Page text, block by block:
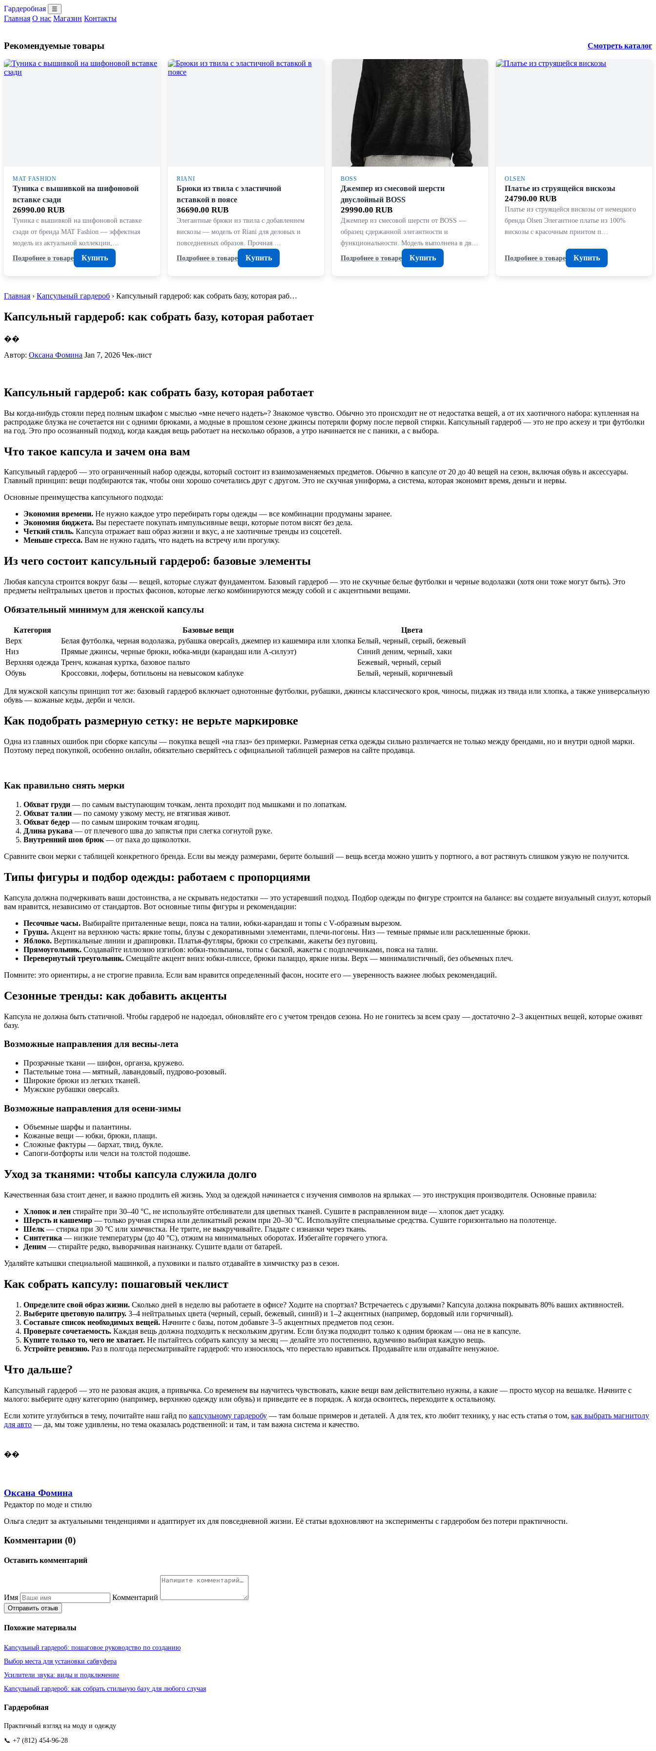
Гардеробная ☰
Главная О нас Магазин Контакты
Рекомендуемые товары Смотреть каталог
MAT FASHION
Туника с вышивкой на шифоновой
вставке сзади
26990.00 RUB
Туника с вышивкой на шифоновой вставке
сзади от бренда MAT Fashion — эффектная
модель из актуальной коллекции,…
Подробнее о товаре
Купить
RIANI
Брюки из твила с эластичной
вставкой в поясе
36690.00 RUB
Элегантные брюки из твила с добавлением
вискозы — модель от Riani для деловых и
повседневных образов. Прочная …
Подробнее о товаре
Купить
BOSS
Джемпер из смесовой шерсти
двуслойный BOSS
29990.00 RUB
Джемпер из смесовой шерсти от BOSS —
образец сдержанной элегантности и
функциональности. Модель выполнена в дв…
Подробнее о товаре
Купить
OLSEN
Платье из струящейся вискозы
24790.00 RUB
Платье из струящейся вискозы от немецкого
бренда Olsen Элегантное платье из 100%
вискозы с красочным принтом п…
Подробнее о товаре Купить
Главная › Капсульный гардероб › Капсульный гардероб: как собрать базу, которая раб…
Капсульный гардероб: как собрать базу, которая работает
��
Автор: Оксана Фомина Jan 7, 2026 Чек-лист
Капсульный гардероб: как собрать базу, которая работает
Вы когда-нибудь стояли перед полным шкафом с мыслью «мне нечего надеть»? Знакомое чувство. Обычно это происходит не от недостатка вещей, а от их хаотичного набора: купленная на
распродаже блузка не сочетается ни с одними брюками, а модные в прошлом сезоне джинсы потеряли форму после первой стирки. Капсульный гардероб — это не про аскезу и три футболки
на год. Это про осознанный подход, когда каждая вещь работает на несколько образов, а утро начинается не с паники, а с выбора.
Что такое капсула и зачем она вам
Капсульный гардероб — это ограниченный набор одежды, который состоит из взаимозаменяемых предметов. Обычно в капсуле от 20 до 40 вещей на сезон, включая обувь и аксессуары.
Главный принцип: вещи подбираются так, чтобы они хорошо сочетались друг с другом. Это не скучная униформа, а система, которая экономит время, деньги и нервы.
Основные преимущества капсульного подхода:
Экономия времени. Не нужно каждое утро перебирать горы одежды — все комбинации продуманы заранее.
Экономия бюджета. Вы перестаете покупать импульсивные вещи, которые потом висят без дела.
Четкий стиль. Капсула отражает ваш образ жизни и вкус, а не хаотичные тренды из соцсетей.
Меньше стресса. Вам не нужно гадать, что надеть на встречу или прогулку.
Из чего состоит капсульный гардероб: базовые элементы
Любая капсула строится вокруг базы — вещей, которые служат фундаментом. Базовый гардероб — это не скучные белые футболки и черные водолазки (хотя они тоже могут быть). Это
предметы нейтральных цветов и простых фасонов, которые легко комбинируются между собой и с акцентными вещами.
Обязательный минимум для женской капсулы
Категория Базовые вещи
Цвета
Верх
Белая футболка, черная водолазка, рубашка оверсайз, джемпер из кашемира или хлопка Белый, черный, серый, бежевый
Низ
Прямые джинсы, черные брюки, юбка-миди (карандаш или А-силуэт)
Синий деним, черный, хаки
Верхняя одежда Тренч, кожаная куртка, базовое пальто
Бежевый, черный, серый
Обувь
Кроссовки, лоферы, ботильоны на невысоком каблуке Белый, черный, коричневый
Для мужской капсулы принцип тот же: базовый гардероб включает однотонные футболки, рубашки, джинсы классического кроя, чиносы, пиджак из твида или хлопка, а также универсальную
обувь — кожаные кеды, дерби и челси.
Как подобрать размерную сетку: не верьте маркировке
Одна из главных ошибок при сборке капсулы — покупка вещей «на глаз» без примерки. Размерная сетка одежды сильно различается не только между брендами, но и внутри одной марки.
Поэтому перед покупкой, особенно онлайн, обязательно сверяйтесь с официальной таблицей размеров на сайте продавца.
Как правильно снять мерки
Обхват груди — по самым выступающим точкам, лента проходит под мышками и по лопаткам.
Обхват талии — по самому узкому месту, не втягивая живот.
Обхват бедер — по самым широким точкам ягодиц.
Длина рукава — от плечевого шва до запястья при слегка согнутой руке.
Внутренний шов брюк — от паха до щиколотки.
Сравните свои мерки с таблицей конкретного бренда. Если вы между размерами, берите больший — вещь всегда можно ушить у портного, а вот растянуть слишком узкую не получится.
Типы фигуры и подбор одежды: работаем с пропорциями
Капсула должна подчеркивать ваши достоинства, а не скрывать недостатки — это устаревший подход. Подбор одежды по фигуре строится на балансе: вы создаете визуальный силуэт, который
вам нравится, независимо от стандартов. Вот основные типы фигуры и рекомендации:
Песочные часы. Выбирайте приталенные вещи, пояса на талии, юбки-карандаш и топы с V-образным вырезом.
Груша. Акцент на верхнюю часть: яркие топы, блузы с декоративными элементами, плечи-погоны. Низ — темные прямые или расклешенные брюки.
Яблоко. Вертикальные линии и драпировки. Платья-футляры, брюки со стрелками, жакеты без пуговиц.
Прямоугольник. Создавайте иллюзию изгибов: юбки-тюльпаны, топы с баской, жакеты с подплечниками, пояса на талии.
Перевернутый треугольник. Смещайте акцент вниз: юбки-плиссе, брюки палаццо, яркие низы. Верх — минималистичный, без объемных плеч.
Помните: это ориентиры, а не строгие правила. Если вам нравится определенный фасон, носите его — уверенность важнее любых рекомендаций.
Сезонные тренды: как добавить акценты
Капсула не должна быть статичной. Чтобы гардероб не надоедал, обновляйте его с учетом трендов сезона. Но не гонитесь за всем сразу — достаточно 2–3 акцентных вещей, которые оживят
базу.
Возможные направления для весны-лета
Прозрачные ткани — шифон, органза, кружево.
Пастельные тона — мятный, лавандовый, пудрово-розовый.
Широкие брюки из легких тканей.
Мужские рубашки оверсайз.
Возможные направления для осени-зимы
Объемные шарфы и палантины.
Кожаные вещи — юбки, брюки, плащи.
Сложные фактуры — бархат, твид, букле.
Сапоги-ботфорты или челси на толстой подошве.
Уход за тканями: чтобы капсула служила долго
Качественная база стоит денег, и важно продлить ей жизнь. Уход за одеждой начинается с изучения символов на ярлыках — это инструкция производителя. Основные правила:
Хлопок и лен стирайте при 30–40 °C, не используйте отбеливатели для цветных тканей. Сушите в расправленном виде — хлопок дает усадку.
Шерсть и кашемир — только ручная стирка или деликатный режим при 20–30 °C. Используйте специальные средства. Сушите горизонтально на полотенце.
Шелк — стирка при 30 °C или химчистка. Не трите, не выкручивайте. Гладьте с изнанки через ткань.
Синтетика — низкие температуры (до 40 °C), отжим на минимальных оборотах. Избегайте горячего утюга.
Деним — стирайте редко, выворачивая наизнанку. Сушите вдали от батарей.
Удаляйте катышки специальной машинкой, а пуховики и пальто отдавайте в химчистку раз в сезон.
Как собрать капсулу: пошаговый чеклист
Определите свой образ жизни. Сколько дней в неделю вы работаете в офисе? Ходите на спортзал? Встречаетесь с друзьями? Капсула должна покрывать 80% ваших активностей.
Выберите цветовую палитру. 3–4 нейтральных цвета (черный, серый, бежевый, синий) и 1–2 акцентных (например, бордовый или горчичный).
Составьте список необходимых вещей. Начните с базы, потом добавьте 3–5 акцентных предметов под сезон.
Проверьте сочетаемость. Каждая вещь должна подходить к нескольким другим. Если блузка подходит только к одним брюкам — она не в капсуле.
Купите только то, чего не хватает. Не пытайтесь собрать капсулу за месяц — делайте это постепенно, вдумчиво выбирая каждую вещь.
Устройте ревизию. Раз в полгода пересматривайте гардероб: что износилось, что перестало нравиться. Продавайте или отдавайте ненужное.
Что дальше?
Капсульный гардероб — это не разовая акция, а привычка. Со временем вы научитесь чувствовать, какие вещи вам действительно нужны, а какие — просто мусор на вешалке. Начните с
малого: выберите одну категорию (например, верхнюю одежду или обувь) и приведите ее в порядок. А когда освоитесь, переходите к остальному.
Если хотите углубиться в тему, почитайте наш гайд по капсульному гардеробу — там больше примеров и деталей. А для тех, кто любит технику, у нас есть статья о том, как выбрать магнитолу
для авто — да, мы тоже удивлены, но тема оказалась родственной: и там, и там важна система и качество.
��
Оксана Фомина
Редактор по моде и стилю
Ольга следит за актуальными тенденциями и адаптирует их для повседневной жизни. Её статьи вдохновляют на эксперименты с гардеробом без потери практичности.
Комментарии (0)
Оставить комментарий
Имя Комментарий
Отправить отзыв
Похожие материалы
Капсульный гардероб: пошаговое руководство по созданию
Выбор места для установки сабвуфера
Усилители звука: виды и подключение
Капсульный гардероб: как собрать стильную базу для любого случая
Гардеробная
Практичный взгляд на моду и одежду
📞 +7 (812) 454-96-28